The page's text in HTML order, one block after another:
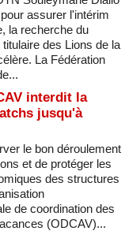
assurer l'intérim
la recherche du
des Lions de la
La Fédération
interdit la
jusqu'à
le bon déroulement
et de protéger les
des structures
de coordination des
(ODCAV)...